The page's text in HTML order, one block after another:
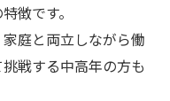
めるメリット
徴です。
庭と両立しながら働
戦する中高年の方も